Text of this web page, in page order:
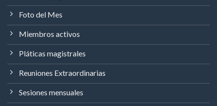
Foto del Mes
Miembros activos
Pláticas magistrales
Reuniones Extraordinarias
Sesiones mensuales